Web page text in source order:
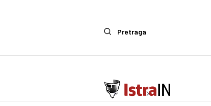
Pretraga
Ostalo Zanimljivosti